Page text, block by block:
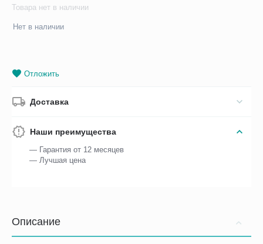
Товара нет в наличии
Нет в наличии
Отложить
Доставка
Наши преимущества
— Гарантия от 12 месяцев
— Лучшая цена
Описание